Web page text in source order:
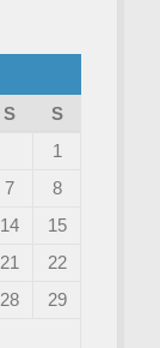
S
S
1
7
8
14
15
21
22
28
29